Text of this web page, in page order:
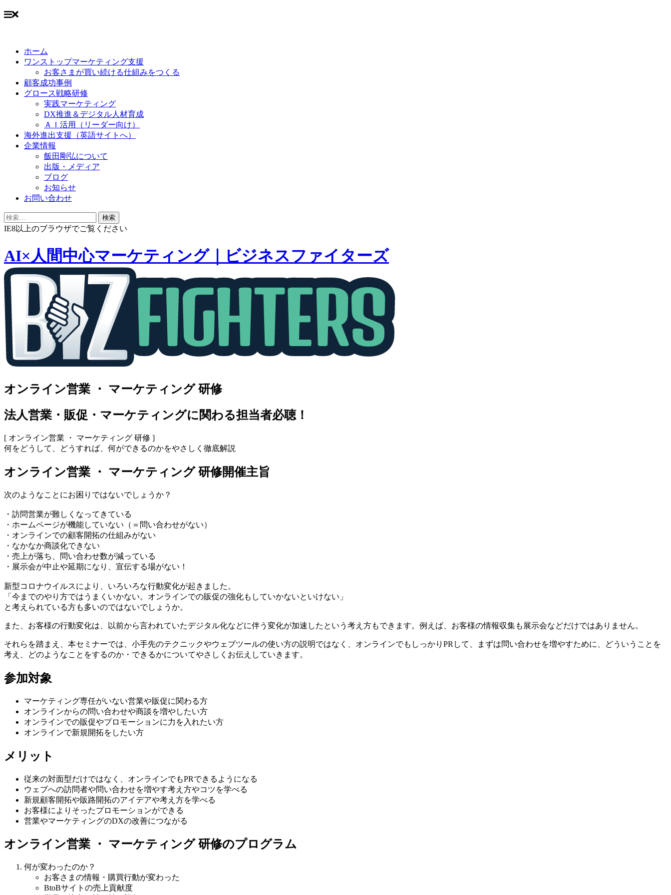
content
ホーム
ワンストップマーケティング支援
お客さまが買い続ける仕組みをつくる
顧客成功事例
グロース戦略研修
実践マーケティング
DX推進＆デジタル人材育成
ＡＩ活用（リーダー向け）
海外進出支援（英語サイトへ）
企業情報
飯田剛弘について
出版・メディア
ブログ
お知らせ
お問い合わせ
検
索:
IE8以上のブラウザでご覧ください
AI×人間中心マーケティング｜ビジネスファイターズ
オンライン営業 ・ マーケティング 研修
法人営業・販促・マーケティングに関わる担当者必聴！
[ オンライン営業 ・ マーケティング 研修 ]
何をどうして、どうすれば、何ができるのかをやさしく徹底解説
オンライン営業 ・ マーケティング 研修開催主旨
次のようなことにお困りではないでしょうか？
・訪問営業が難しくなってきている
・ホームページが機能していない（＝問い合わせがない）
・オンラインでの顧客開拓の仕組みがない
・なかなか商談化できない
・売上が落ち、問い合わせ数が減っている
・展示会が中止や延期になり、宣伝する場がない！
新型コロナウイルスにより、いろいろな行動変化が起きました。
「今までのやり方ではうまくいかない。オンラインでの販促の強化もしていかないといけない」
と考えられている方も多いのではないでしょうか。
また、お客様の行動変化は、以前から言われていたデジタル化などに伴う変化が加速したという考え方もできます。例えば、お客様の情報収集も展示会などだけではありません。
それらを踏まえ、本セミナーでは、小手先のテクニックやウェブツールの使い方の説明ではなく、オンラインでもしっかりPRして、まずは問い合わせを増やすために、どういうことを
考え、どのようなことをするのか・できるかについてやさしくお伝えしていきます。
参加対象
マーケティング専任がいない営業や販促に関わる方
オンラインからの問い合わせや商談を増やしたい方
オンラインでの販促やプロモーションに力を入れたい方
オンラインで新規開拓をしたい方
メリット
従来の対面型だけではなく、オンラインでもPRできるようになる
ウェブへの訪問者や問い合わせを増やす考え方やコツを学べる
新規顧客開拓や販路開拓のアイデアや考え方を学べる
お客様によりそったプロモーションができる
営業やマーケティングのDXの改善につながる
オンライン営業 ・ マーケティング 研修のプログラム
何が変わったのか？
お客さまの情報・購買行動が変わった
BtoBサイトの売上貢献度